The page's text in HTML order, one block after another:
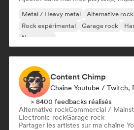
Metal / Heavy metal Alternative rock
Rock expérimental
Garage rock
New wave
Content Chimp
Chaîne Youtube / Twitch,
> 8400 feedbacks réalisés
Alternative rockCommercial /
Electronic rockGarage rock
Partager les artistes sur ma chaîne